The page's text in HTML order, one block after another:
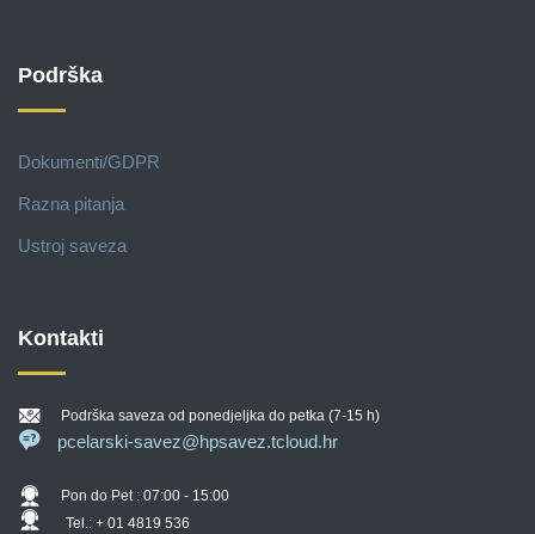
Podrška
Dokumenti/GDPR
Razna pitanja
Ustroj saveza
Kontakti
Podrška saveza od ponedjeljka do petka (7-15 h)
pcelarski-savez@hpsavez.tcloud.hr
Pon do Pet : 07:00 - 15:00
Tel.: + 01 4819 536